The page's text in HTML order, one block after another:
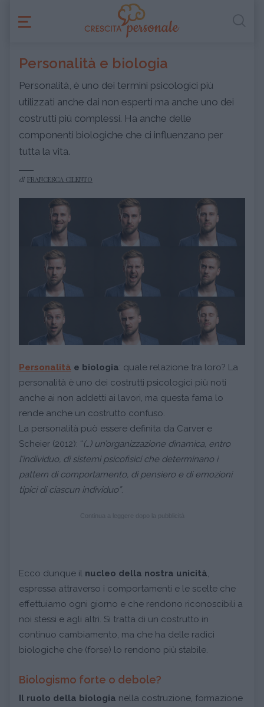
Personalità e biologia
Personalità, è uno dei termini psicologici più
utilizzati anche dai non esperti ma anche uno dei
costrutti più complessi. Ha anche delle
componenti biologiche che ci influenzano per
tutta la vita.
di FRANCESCA CILENTO
Personalità e biologia: quale relazione tra loro? La
personalità è uno dei costrutti psicologici più noti
anche ai non addetti ai lavori, ma questa fama lo
rende anche un costrutto confuso.
La personalità può essere definita da Carver e
Scheier (2012): “(…) un’organizzazione dinamica, entro
l’individuo, di sistemi psicofisici che determinano i
pattern di comportamento, di pensiero e di emozioni
tipici di ciascun individuo”.
Ecco dunque il nucleo della nostra unicità
espressa attraverso i comportamenti e le scelte che
effettuiamo ogni giorno e che rendono riconoscibili a
noi stessi e agli altri. Si tratta di un costrutto in
continuo cambiamento, ma che ha delle radici
biologiche che (forse) lo rendono più stabile.
Biologismo forte o debole?
Il ruolo della biologia nella costruzione, formazione